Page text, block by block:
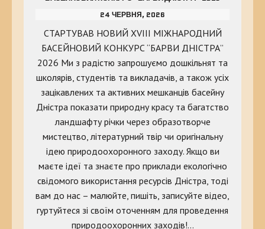
24 ЧЕРВНЯ, 2026
СТАРТУВАВ НОВИЙ XVIII МІЖНАРОДНИЙ
БАСЕЙНОВИЙ КОНКУРС “БАРВИ ДНІСТРА”
2026 Ми з радістю запрошуємо дошкільнят та
школярів, студентів та викладачів, а також усіх
зацікавлених та активних мешканців басейну
Дністра показати природну красу та багатство
ландшафту річки через образотворче
мистецтво, літературний твір чи оригінальну
ідею природоохоронного заходу. Якщо ви
маєте ідеї та знаєте про приклади екологічно
свідомого використання ресурсів Дністра, тоді
вам до нас – малюйте, пишіть, записуйте відео,
гуртуйтеся зі своїм оточенням для проведення
природоохоронних заходів!…